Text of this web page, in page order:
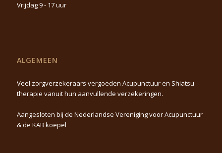
Vrijdag 9 - 17 uur
ALGEMEEN
Veel zorgverzekeraars vergoeden Acupunctuur en Shiatsu
therapie vanuit hun aanvullende verzekeringen.
Aangesloten bij de Nederlandse Vereniging voor Acupunctuur
& de KAB koepel